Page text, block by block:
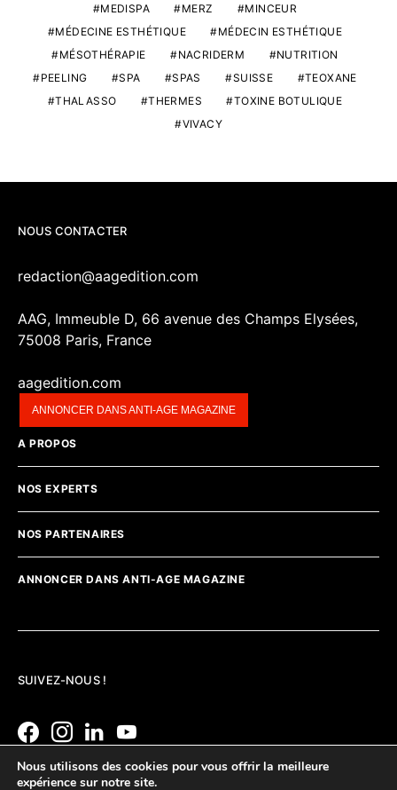
MEDISPA
MERZ
MINCEUR
MÉDECINE ESTHÉTIQUE
MÉDECIN ESTHÉTIQUE
MÉSOTHÉRAPIE
NACRIDERM
NUTRITION
PEELING
SPA SPAS SUISSE
TEOXANE
THALASSO
THERMES
TOXINE BOTULIQUE
VIVACY
NOUS CONTACTER
redaction@aagedition.com
AAG, Immeuble D, 66 avenue des Champs Elysées,
75008 Paris, France
aagedition.com
ANNONCER DANS ANTI-AGE MAGAZINE
A PROPOS
NOS EXPERTS
NOS PARTENAIRES
ANNONCER DANS ANTI-AGE MAGAZINE
SUIVEZ-NOUS !
Nous utilisons des cookies pour vous offrir la meilleure
expérience sur notre site.